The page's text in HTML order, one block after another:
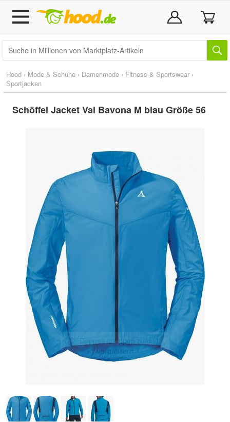
Hood › Mode & Schuhe › Damenmode › Fitness-& Sportswear ›
Sportjacken
Schöffel Jacket Val Bavona M blau Größe 56
Doppelt antippen zum
vergrößern